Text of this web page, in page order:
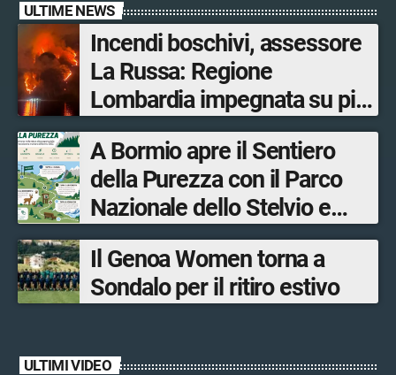
ULTIME NEWS
Incendi boschivi, assessore
La Russa: Regione
Lombardia impegnata su più
fronti, 48 volontari coinvolti
tra le province di Lecco,
Sondrio, Milano e Como
A Bormio apre il Sentiero
della Purezza con il Parco
Nazionale dello Stelvio e
Bormio Tourism
Il Genoa Women torna a
Sondalo per il ritiro estivo
ULTIMI VIDEO